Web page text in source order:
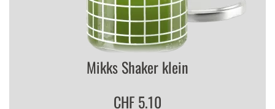
Mikks Shaker klein
CHF 5.10